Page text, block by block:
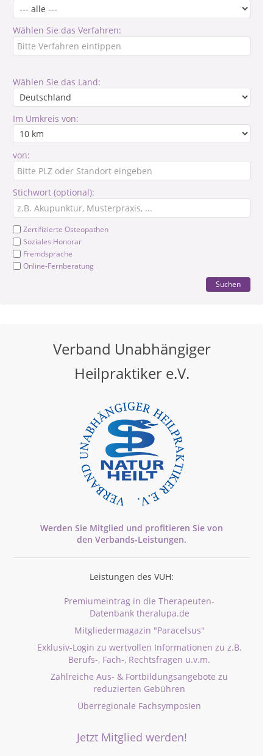
Wählen Sie das Verfahren:
Wählen Sie das Land:
Im Umkreis von:
von:
Stichwort (optional):
Zertifizierte Osteopathen
Soziales Honorar
Fremdsprache
Online-Fernberatung
Suchen
Verband Unabhängiger
Heilpraktiker e.V.
Werden Sie Mitglied und profitieren Sie von
den Verbands-Leistungen.
Leistungen des VUH:
Premiumeintrag in die Therapeuten-
Datenbank theralupa.de
Mitgliedermagazin "Paracelsus"
Exklusiv-Login zu wertvollen Informationen zu z.B.
Berufs-, Fach-, Rechtsfragen u.v.m.
Zahlreiche Aus- & Fortbildungsangebote zu
reduzierten Gebühren
Überregionale Fachsymposien
Jetzt Mitglied werden!